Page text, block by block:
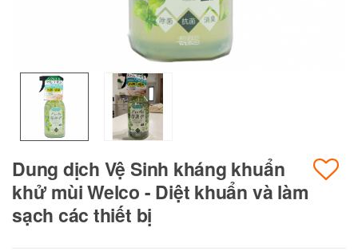
Dung dịch Vệ Sinh kháng khuẩn
khử mùi Welco - Diệt khuẩn và làm
sạch các thiết bị